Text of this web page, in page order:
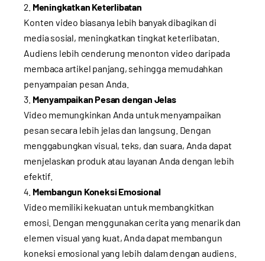
Meningkatkan Keterlibatan
Konten video biasanya lebih banyak dibagikan di
media sosial, meningkatkan tingkat keterlibatan.
Audiens lebih cenderung menonton video daripada
membaca artikel panjang, sehingga memudahkan
penyampaian pesan Anda.
Menyampaikan Pesan dengan Jelas
Video memungkinkan Anda untuk menyampaikan
pesan secara lebih jelas dan langsung. Dengan
menggabungkan visual, teks, dan suara, Anda dapat
menjelaskan produk atau layanan Anda dengan lebih
efektif.
Membangun Koneksi Emosional
Video memiliki kekuatan untuk membangkitkan
emosi. Dengan menggunakan cerita yang menarik dan
elemen visual yang kuat, Anda dapat membangun
koneksi emosional yang lebih dalam dengan audiens.